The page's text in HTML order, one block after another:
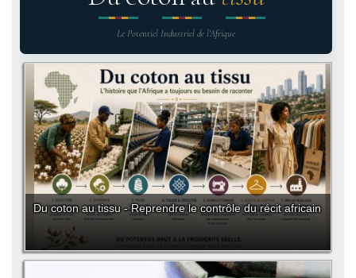
Le Potentiel Industriel de l'Afrique
Du coton au tissu - Reprendre le contrôle du récit africain